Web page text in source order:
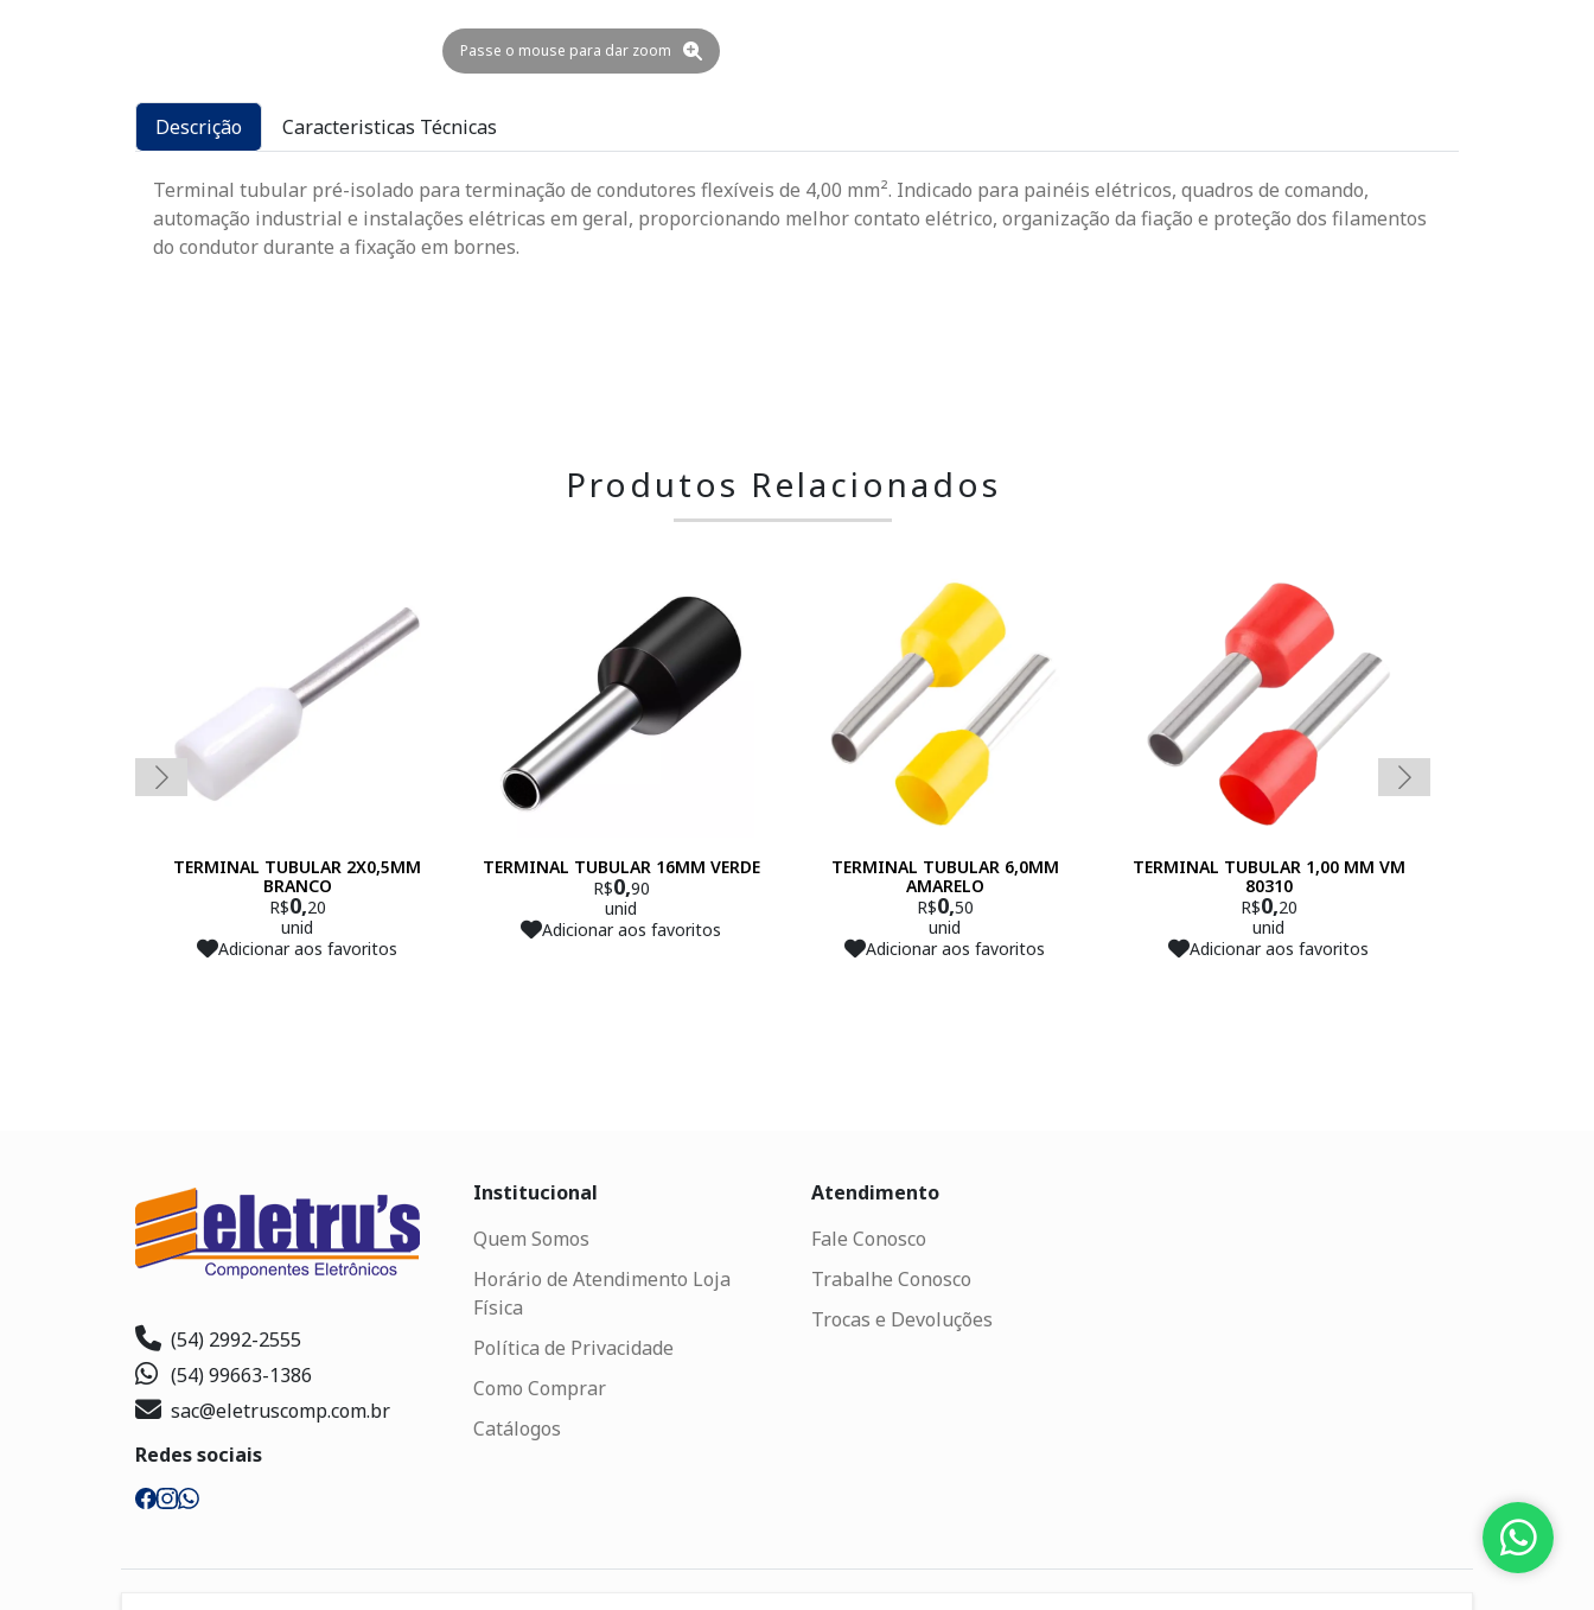
Passe o mouse para dar zoom
Descrição Caracteristicas Técnicas
Terminal tubular pré-isolado para terminação de condutores flexíveis de 4,00 mm². Indicado para painéis elétricos, quadros de comando,
automação industrial e instalações elétricas em geral, proporcionando melhor contato elétrico, organização da fiação e proteção dos filamentos
do condutor durante a fixação em bornes.
Produtos Relacionados
TERMINAL TUBULAR 2X0,5MM
BRANCO
R$0,20
unid
Adicionar aos favoritos
TERMINAL TUBULAR 16MM VERDE
R$0,90
unid
Adicionar aos favoritos
TERMINAL TUBULAR 6,0MM
AMARELO
R$0,50
unid
Adicionar aos favoritos
TERMINAL TUBULAR 1,00 MM VM
80310
R$0,20
unid
Adicionar aos favoritos
(54) 2992-2555
(54) 99663-1386
sac@eletruscomp.com.br
Redes sociais
Institucional
Quem Somos
Horário de Atendimento Loja
Física
Política de Privacidade
Como Comprar
Catálogos
Atendimento
Fale Conosco
Trabalhe Conosco
Trocas e Devoluções